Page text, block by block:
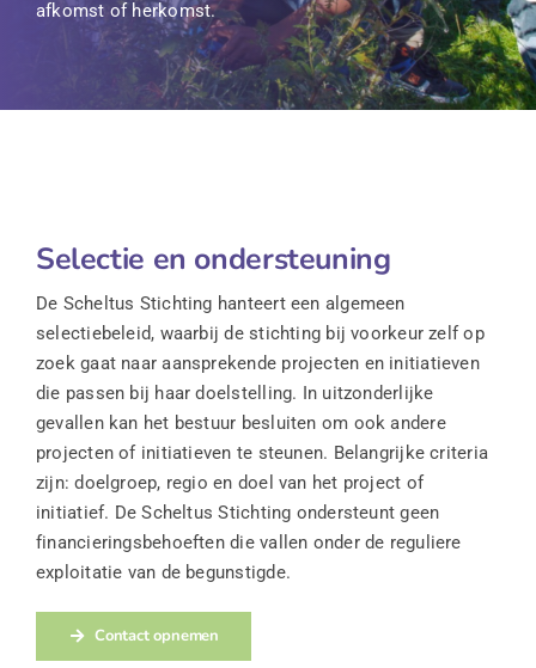
afkomst of herkomst.
Selectie en ondersteuning
De Scheltus Stichting hanteert een algemeen
selectiebeleid, waarbij de stichting bij voorkeur zelf op
zoek gaat naar aansprekende projecten en initiatieven
die passen bij haar doelstelling. In uitzonderlijke
gevallen kan het bestuur besluiten om ook andere
projecten of initiatieven te steunen. Belangrijke criteria
zijn: doelgroep, regio en doel van het project of
initiatief. De Scheltus Stichting ondersteunt geen
financieringsbehoeften die vallen onder de reguliere
exploitatie van de begunstigde.
Contact opnemen